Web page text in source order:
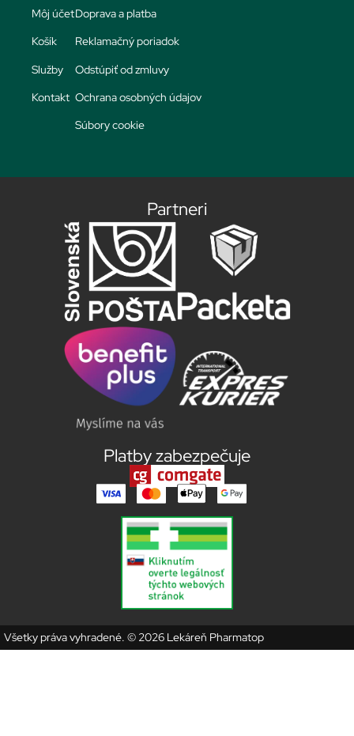
Môj účet
Košík
Služby
Kontakt
Doprava a platba
Reklamačný poriadok
Odstúpiť od zmluvy
Ochrana osobných údajov
Súbory cookie
Partneri
Platby zabezpečuje
Všetky práva vyhradené. © 2026 Lekáreň Pharmatop